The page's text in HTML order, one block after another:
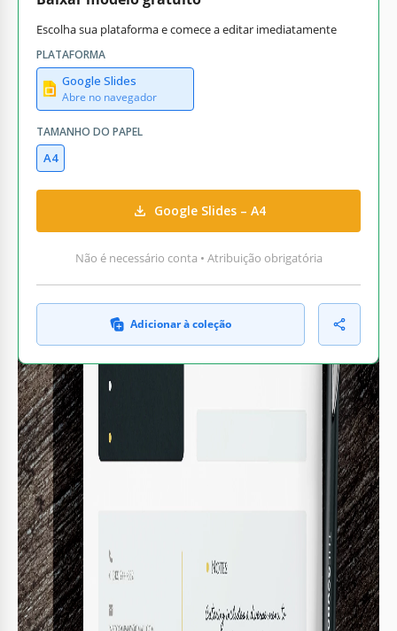
Escolha sua plataforma e comece a editar imediatamente
PLATAFORMA
Google Slides
Abre no navegador
TAMANHO DO PAPEL
A4
Google Slides – A4
Não é necessário conta • Atribuição obrigatória
Adicionar à coleção
O QUE ESTÁ INCLUÍDO
Categorias de despesas pré-definidas
Total projetado com cálculos automáticos
Espaço para notas personalizadas
Seção de despesas detalhada editável
ORÇAMENTO DICAS
Atualize despesas regularmente para não